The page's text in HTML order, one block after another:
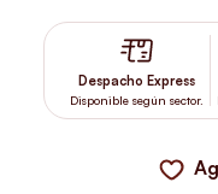
Despacho Express
Disponible según sector.